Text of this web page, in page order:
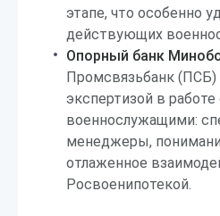
этапе, что особенно
действующих
Опорный банк
Промсвязьбанк (ПСБ)
экспертизой в работе
военнослужащими:
менеджеры,
отлаженное
Росвоенипотекой.